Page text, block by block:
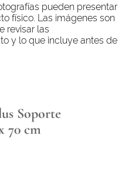
pueden presentar
físico. Las imágenes son
revisar las
y lo que incluye antes de
Soporte
70 cm